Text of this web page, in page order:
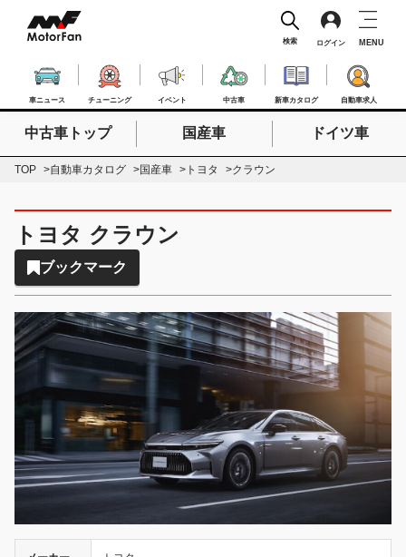
車ニュース チューニング イベント 中古車 新車カタログ 自動車求人
検索 ログイン MENU
検索したいキーワードを入力
中古車トップ 国産車 ドイツ車
TOP 自動車カタログ 国産車 トヨタ クラウン
トヨタ クラウン
ブックマーク